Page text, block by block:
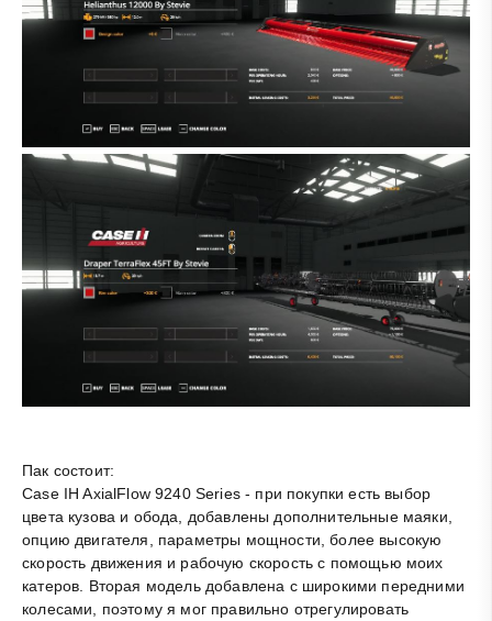
Пак состоит:
Case IH AxialFlow 9240 Series - при покупки есть выбор
цвета кузова и обода, добавлены дополнительные маяки,
опцию двигателя, параметры мощности, более высокую
скорость движения и рабочую скорость с помощью моих
катеров. Вторая модель добавлена с широкими передними
колесами, поэтому я мог правильно отрегулировать